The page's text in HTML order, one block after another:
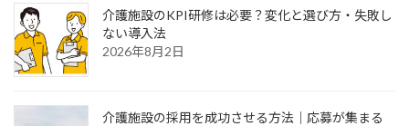
介護施設のKPI研修は必要？変化と選び方・失敗し
ない導入法
2026年8月2日
介護施設の採用を成功させる方法｜応募が集まる